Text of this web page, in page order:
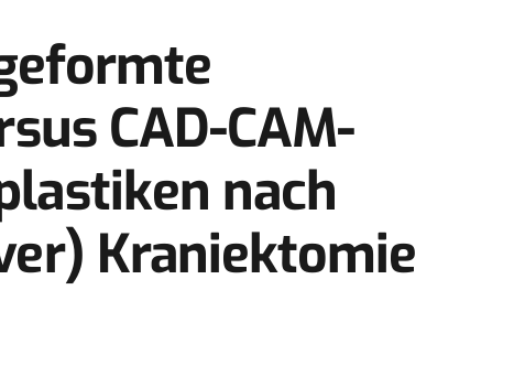
CAD-CAM-
nach
Kraniektomie